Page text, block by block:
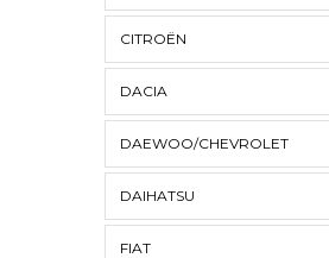
CITROËN
DACIA
DAEWOO/CHEVROLET
DAIHATSU
FIAT